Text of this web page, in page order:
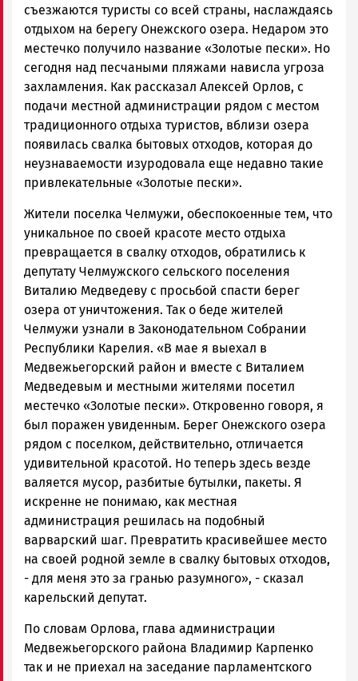
съезжаются туристы со всей страны, наслаждаясь
отдыхом на берегу Онежского озера. Недаром это
местечко получило название «Золотые пески». Но
сегодня над песчаными пляжами нависла угроза
захламления. Как рассказал Алексей Орлов, с
подачи местной администрации рядом с местом
традиционного отдыха туристов, вблизи озера
появилась свалка бытовых отходов, которая до
неузнаваемости изуродовала еще недавно такие
привлекательные «Золотые пески».
Жители поселка Челмужи, обеспокоенные тем, что
уникальное по своей красоте место отдыха
превращается в свалку отходов, обратились к
депутату Челмужского сельского поселения
Виталию Медведеву с просьбой спасти берег
озера от уничтожения. Так о беде жителей
Челмужи узнали в Законодательном Собрании
Республики Карелия. «В мае я выехал в
Медвежьегорский район и вместе с Виталием
Медведевым и местными жителями посетил
местечко «Золотые пески». Откровенно говоря, я
был поражен увиденным. Берег Онежского озера
рядом с поселком, действительно, отличается
удивительной красотой. Но теперь здесь везде
валяется мусор, разбитые бутылки, пакеты. Я
искренне не понимаю, как местная
администрация решилась на подобный
варварский шаг. Превратить красивейшее место
на своей родной земле в свалку бытовых отходов,
- для меня это за гранью разумного», - сказал
карельский депутат.
По словам Орлова, глава администрации
Медвежьегорского района Владимир Карпенко
так и не приехал на заседание парламентского